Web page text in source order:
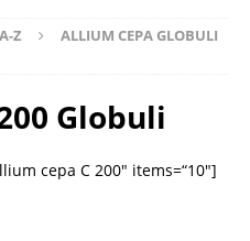
Z
ALLIUM CEPA GLOBULI
Globuli
cepa C 200″ items=“10″]